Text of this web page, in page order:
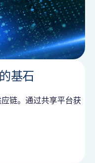
基石
链。通过共享平台获